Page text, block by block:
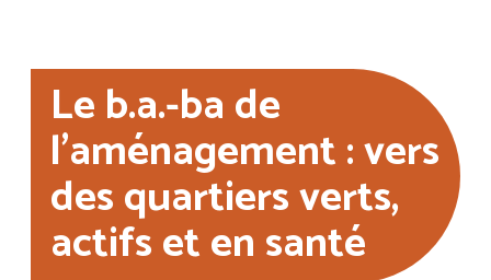
Le b.a.-ba de
l’aménagement : vers
des quartiers verts,
actifs et en santé